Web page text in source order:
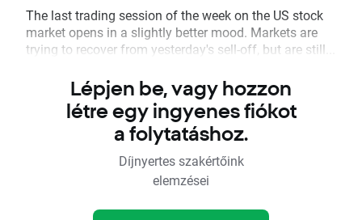
The last trading session of the week on the US stock
market opens in a slightly better mood. Markets are
trying to recover from yesterday's sell-off, but are still...
Lépjen be, vagy hozzon
létre egy ingyenes fiókot
a folytatáshoz.
Díjnyertes szakértőink
elemzései